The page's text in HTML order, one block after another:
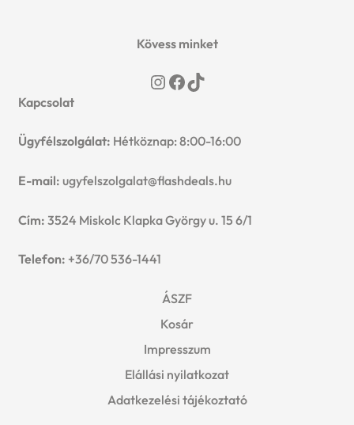
Kövess minket
Instagram
Facebook
TikTok
Kapcsolat
Ügyfélszolgálat: Hétköznap: 8:00-16:00
E-mail: ugyfelszolgalat@flashdeals.hu
Cím: 3524 Miskolc Klapka György u. 15 6/1
Telefon: +36/70 536-1441
ÁSZF
Kosár
Impresszum
Elállási nyilatkozat
Adatkezelési tájékoztató